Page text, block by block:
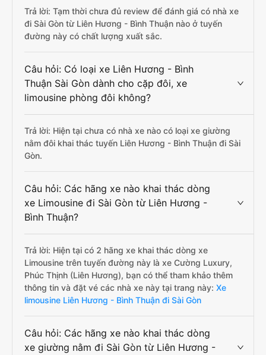
Trả lời: Tạm thời chưa đủ review để đánh giá có nhà xe
đi Sài Gòn từ Liên Hương - Bình Thuận nào ở tuyến
đường này có chất lượng xuất sắc.
Câu hỏi: Có loại xe Liên Hương - Bình
Thuận Sài Gòn dành cho cặp đôi, xe
limousine phòng đôi không?
Trả lời: Hiện tại chưa có nhà xe nào có loại xe giường
nằm đôi khai thác tuyến Liên Hương - Bình Thuận đi Sài
Gòn.
Câu hỏi: Các hãng xe nào khai thác dòng
xe Limousine đi Sài Gòn từ Liên Hương -
Bình Thuận?
Trả lời: Hiện tại có 2 hãng xe khai thác dòng xe
Limousine trên tuyến đường này là xe Cường Luxury,
Phúc Thịnh (Liên Hương), bạn có thể tham khảo thêm
thông tin và đặt vé các nhà xe này tại trang này: Xe
limousine Liên Hương - Bình Thuận đi Sài Gòn
Câu hỏi: Các hãng xe nào khai thác dòng
xe giường nằm đi Sài Gòn từ Liên Hương -